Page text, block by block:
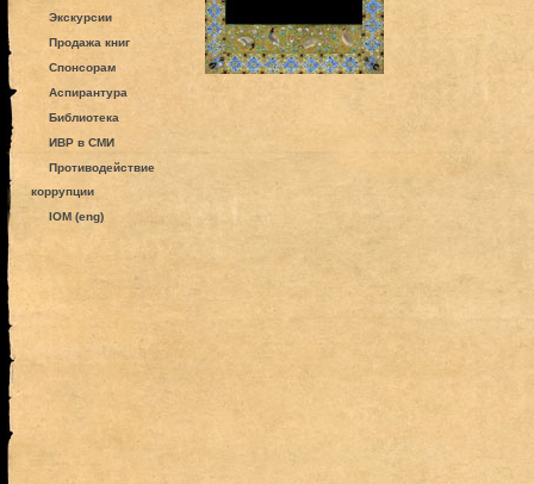
Экскурсии
Продажа книг
Спонсорам
Аспирантура
Библиотека
ИВР в СМИ
Противодействие
коррупции
IOM (eng)